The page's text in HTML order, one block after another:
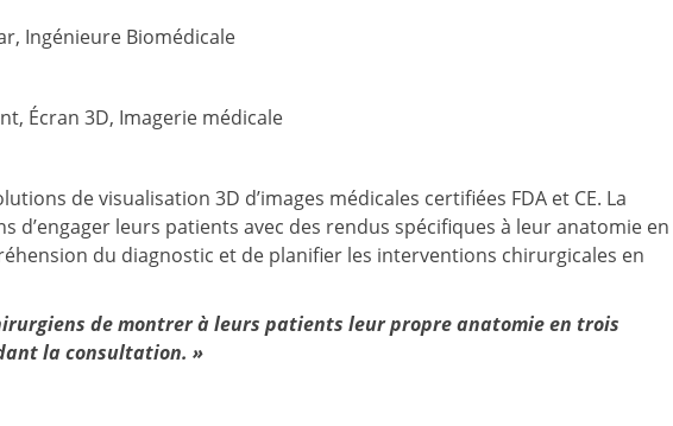
Ingénieure Biomédicale
Écran 3D, Imagerie médicale
de visualisation 3D d’images médicales certifiées FDA et CE. La
d’engager leurs patients avec des rendus spécifiques à leur anatomie en
du diagnostic et de planifier les interventions chirurgicales en
de montrer à leurs patients leur propre anatomie en trois
la consultation. »